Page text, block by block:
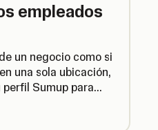
empleados
un negocio como si
una sola ubicación,
Sumup para